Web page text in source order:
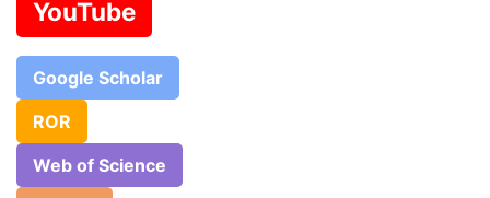
YouTube
Google Scholar
ROR
Web of Science